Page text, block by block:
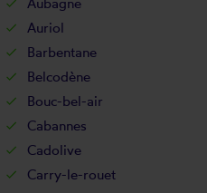
Auriol
Barbentane
Belcodène
Bouc-bel-air
Cabannes
Cadolive
Carry-le-rouet